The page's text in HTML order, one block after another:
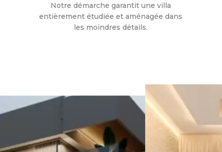
Notre démarche garantit une villa
entièrement étudiée et aménagée dans
les moindres détails.